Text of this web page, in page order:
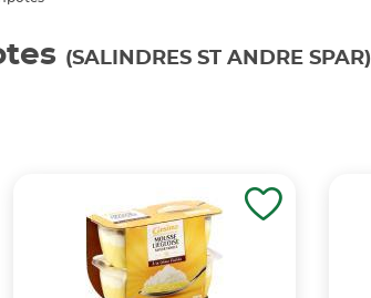
(SALINDRES ST ANDRE SPAR)